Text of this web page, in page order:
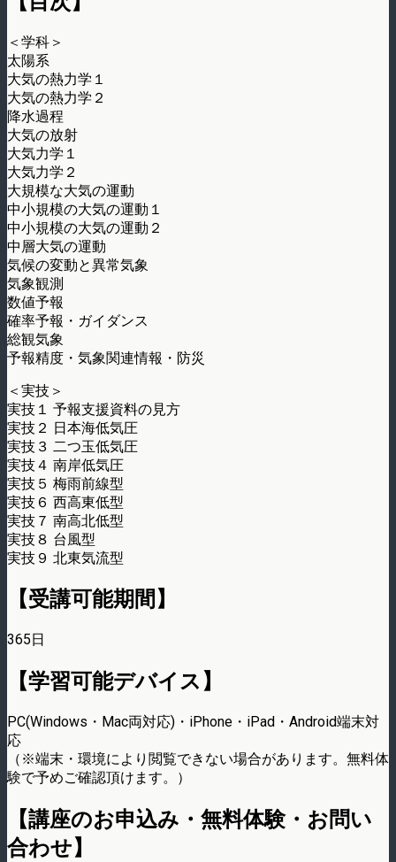
＜学科＞
太陽系
大気の熱力学１
大気の熱力学２
降水過程
大気の放射
大気力学１
大気力学２
大規模な大気の運動
中小規模の大気の運動１
中小規模の大気の運動２
中層大気の運動
気候の変動と異常気象
気象観測
数値予報
確率予報・ガイダンス
総観気象
予報精度・気象関連情報・防災
＜実技＞
実技１ 予報支援資料の見方
実技２ 日本海低気圧
実技３ 二つ玉低気圧
実技４ 南岸低気圧
実技５ 梅雨前線型
実技６ 西高東低型
実技７ 南高北低型
実技８ 台風型
実技９ 北東気流型
【受講可能期間】
365日
【学習可能デバイス】
PC(Windows・Mac両対応)・iPhone・iPad・Android端末対
応
（※端末・環境により閲覧できない場合があります。無料体
験で予めご確認頂けます。）
【講座のお申込み・無料体験・お問い
合わせ】